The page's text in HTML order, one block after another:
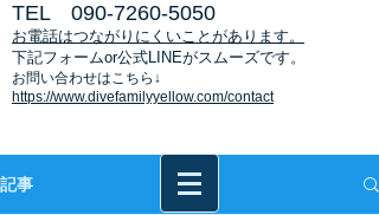
TEL 090-7260-5050
お電話はつながりにくいことがあります。
​下記フォームor公式LINEがスムーズです。
お問い合わせはこちら↓
https://www.divefamilyyellow.com/contact
記事